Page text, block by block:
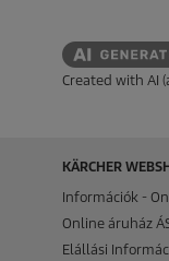
Created with AI
KÄRCHER
Információk -
Online áruház
Elállási